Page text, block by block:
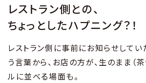
レストラン側との、
ちょっとしたハプニング？！
レストラン側に事前にお知らせしてい
う言葉から、お店の方が、生のまま（
ルに並べる場面も。